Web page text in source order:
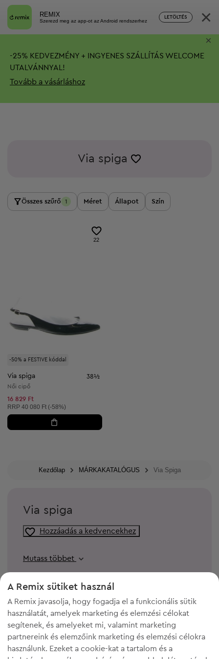
REMIX
Szerezd meg az app-ot az Android rendszerhez
LETÖLTÉS ×
-25% KEDVEZMÉNY + INGYENES SZÁLLÍTÁS WELCOME
UTALVÁNNYAL!
Tovább a vásárláshoz
×
Via spiga
Összes szűrő 1 Méret Állapot Szín
-50% a FESTIVE kóddal
22
Via spiga 38½
Női cipő
16 829 Ft
Ajánlott ár:
RRP 40 080 Ft (-58%)
Kezdőlap MÁRKAKATALÓGUS Via Spiga
Via spiga
Hozzáadás a kedvencekhez
Mutass többet
A Remix sütiket használ
A Remix javasolja, hogy fogadja el a funkcionális sütik
használatát, amelyek marketing és elemzési célokat
segítenek, és amelyeket mi, valamint marketing
partnereink és elemzőink marketing és elemzési célokra
használunk. Ezeket a cookie-kat a tartalom és a